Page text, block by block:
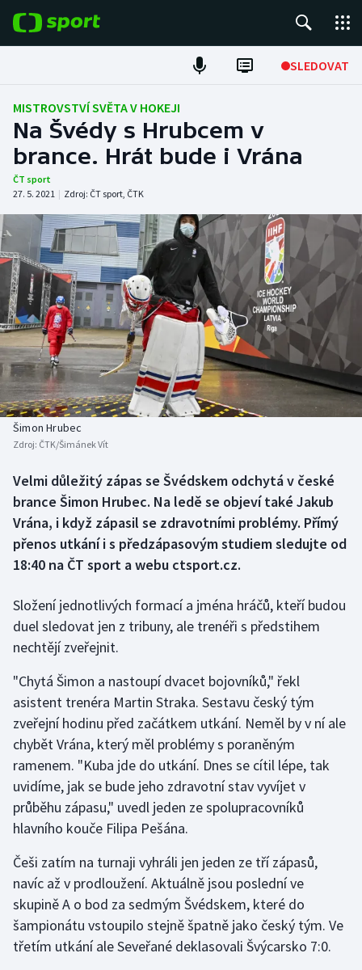
SLEDOVAT
Fotbal
Hokej
Tenis
Atletika
Cyklistika
DALŠÍ SPORTY
Americký fotbal
Baseball a softbal
Basketbal
Biatlon
Boby a skeleton
Box
Curling
Dostihy
Florbal
Futsal
Golf
Gymnastika
Házená
Judo
Krasobruslení
Lezení
NEPŘEHLÉDNĚTE
Soutěže
Historické návraty
Aplikace ČT sport
AZ kvíz
MISTROVSTVÍ SVĚTA V HOKEJI
Na Švédy s Hrubcem v
brance. Hrát bude i Vrána
ČT sport
27. 5. 2021 | Zdroj: ČT sport, ČTK
Šimon Hrubec
Zdroj: ČTK/Šimánek Vít
Velmi důležitý zápas se Švédskem odchytá v české
brance Šimon Hrubec. Na ledě se objeví také Jakub
Vrána, i když zápasil se zdravotními problémy. Přímý
přenos utkání i s předzápasovým studiem sledujte od
18:40 na ČT sport a webu ctsport.cz.
Složení jednotlivých formací a jména hráčů, kteří budou
duel sledovat jen z tribuny, ale trenéři s předstihem
nechtějí zveřejnit.
"Chytá Šimon a nastoupí dvacet bojovníků," řekl
asistent trenéra Martin Straka. Sestavu český tým
zveřejní hodinu před začátkem utkání. Neměl by v ní ale
chybět Vrána, který měl problémy s poraněným
ramenem. "Kuba jde do utkání. Dnes se cítil lépe, tak
uvidíme, jak se bude jeho zdravotní stav vyvíjet v
průběhu zápasu," uvedl jeden ze spolupracovníků
hlavního kouče Filipa Pešána.
Češi zatím na turnaji vyhráli jen jeden ze tří zápasů,
navíc až v prodloužení. Aktuálně jsou poslední ve
skupině A o bod za sedmým Švédskem, které do
šampionátu vstoupilo stejně špatně jako český tým. Ve
třetím utkání ale Seveřané deklasovali Švýcarsko 7:0.